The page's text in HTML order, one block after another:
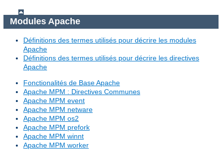
Modules Apache
Définitions des termes utilisés pour décrire les modules
Apache
Définitions des termes utilisés pour décrire les directives
Apache
Fonctionalités de Base Apache
Apache MPM : Directives Communes
Apache MPM event
Apache MPM netware
Apache MPM os2
Apache MPM prefork
Apache MPM winnt
Apache MPM worker